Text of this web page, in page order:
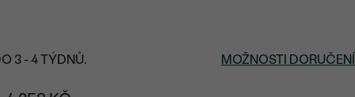
3 - 4 TÝDNŮ. MOŽNOSTI DORUČENÍ